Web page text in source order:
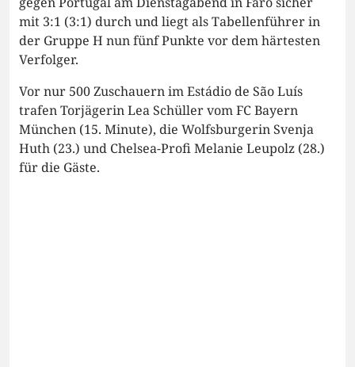
mit 3:1 (3:1) durch und liegt als Tabellenführer in
der Gruppe H nun fünf Punkte vor dem härtesten
Verfolger.
Vor nur 500 Zuschauern im Estádio de São Luís
trafen Torjägerin Lea Schüller vom FC Bayern
München (15. Minute), die Wolfsburgerin Svenja
Huth (23.) und Chelsea-Profi Melanie Leupolz (28.)
für die Gäste.